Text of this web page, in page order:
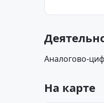
Аналогово-
На карте